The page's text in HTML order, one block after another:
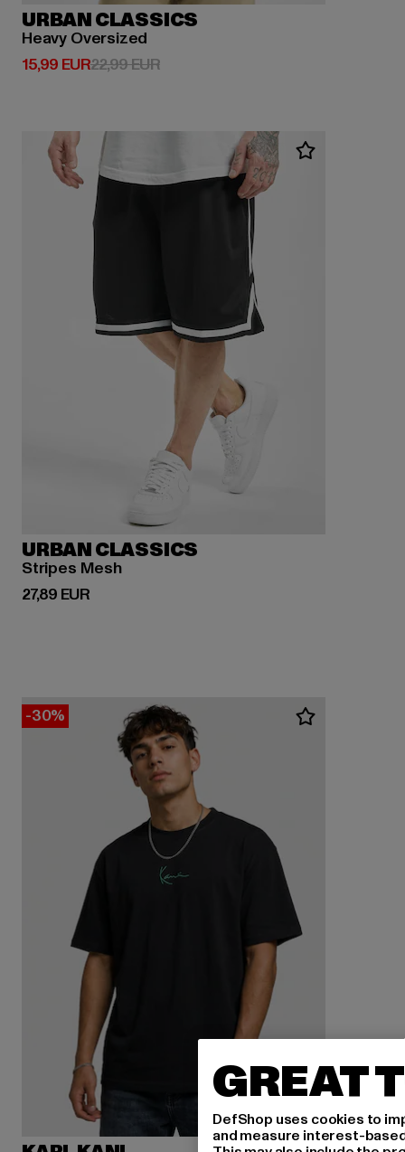
URBAN CLASSICS
Heavy Oversized
15,99 EUR
Derzeitiger Preis: 15,99 EUR
22,99 EURAktionspreis: 22,99 EUR
URBAN CLASSICS
Stripes Mesh
27,89 EUR
Derzeitiger Preis: 27,89 EUR
-30%
GREAT
DefShop uses cookies to
and measure interest-